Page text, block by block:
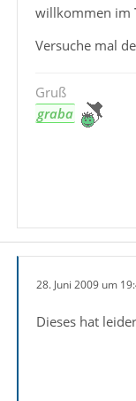
willkommen im
Versuche mal
Gruß
graba
28. Juni 2009 um
Dieses hat